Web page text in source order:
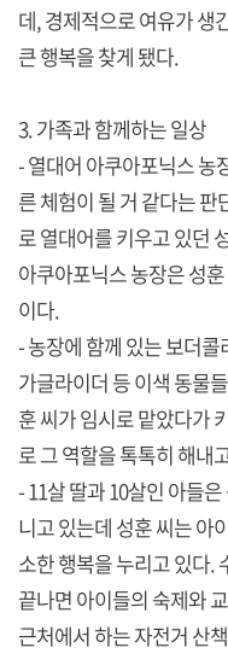
데, 경제적으로 여유가 생
큰 행복을 찾게 됐다.
3. 가족과 함께하는 일상
- 열대어 아쿠아포닉스 농
른 체험이 될 거 같다는
로 열대어를 키우고 있던
아쿠아포닉스 농장은 성
이다.
- 농장에 함께 있는 보더
가글라이더 등 이색 동물
훈 씨가 임시로 맡았다가
로 그 역할을 톡톡히 해내
- 11살 딸과 10살인 아들
니고 있는데 성훈 씨는 아
소한 행복을 누리고 있다.
끝나면 아이들의 숙제와
근처에서 하는 자전거 산